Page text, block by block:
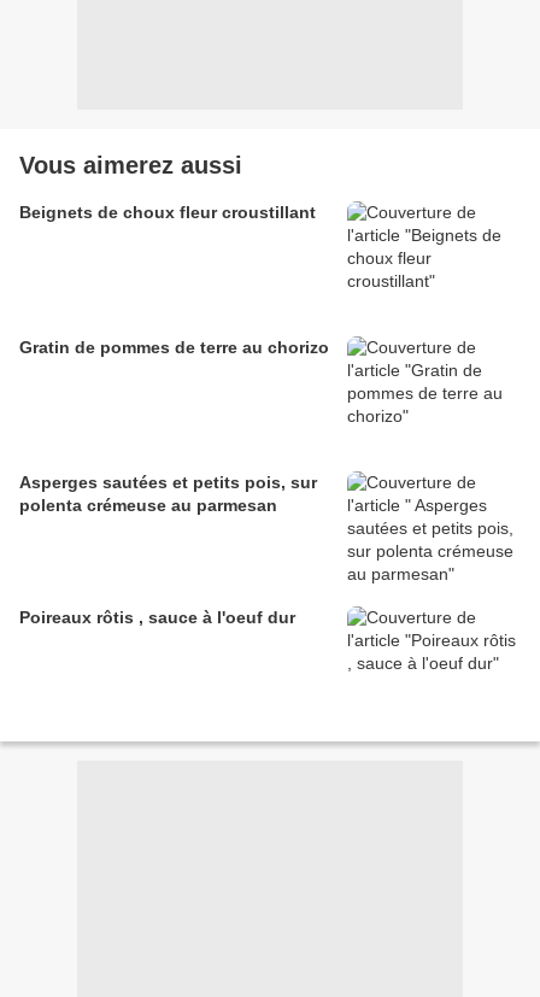
Vous aimerez aussi
Beignets de choux fleur croustillant
Gratin de pommes de terre au chorizo
Asperges sautées et petits pois, sur
polenta crémeuse au parmesan
Poireaux rôtis , sauce à l'oeuf dur